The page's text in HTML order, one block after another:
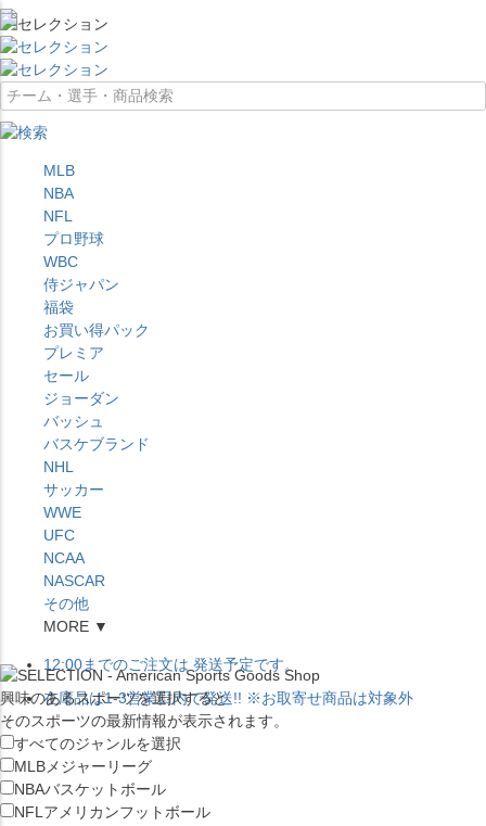
MLB
NBA
NFL
プロ野球
WBC
侍ジャパン
福袋
お買い得パック
プレミア
セール
ジョーダン
バッシュ
バスケブランド
NHL
サッカー
WWE
UFC
NCAA
NASCAR
その他
MORE ▼
12:00までのご注文は 発送予定です。
在庫品は1-3営業日内で発送!! ※お取寄せ商品は対象外
興味のあるスポーツを選択すると
そのスポーツの最新情報が表示されます。
すべてのジャンルを選択
MLB メジャーリーグ
NBAバスケットボール
NFL アメリカンフットボール